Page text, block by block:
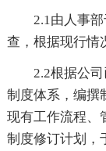
2.1由人事
查，根据现行情
2.2根据公
制度体系，编撰
现有工作流程、
制度修订计划，